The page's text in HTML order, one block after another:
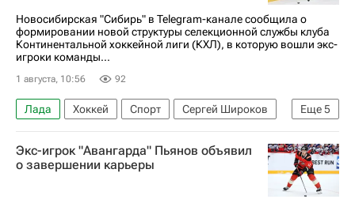
Новосибирская "Сибирь" в Telegram-канале сообщила о
формировании новой структуры селекционной службы клуба
Континентальной хоккейной лиги (КХЛ), в которую вошли экс-
игроки команды...
1 августа, 10:56 92
Еще5
Лада Хоккей Спорт
Сергей Широков
Валентин Пьянов
Сибирь
Авангард
КХЛ 2025-2026
Экс-игрок "Авангарда" Пьянов объявил
о завершении карьеры